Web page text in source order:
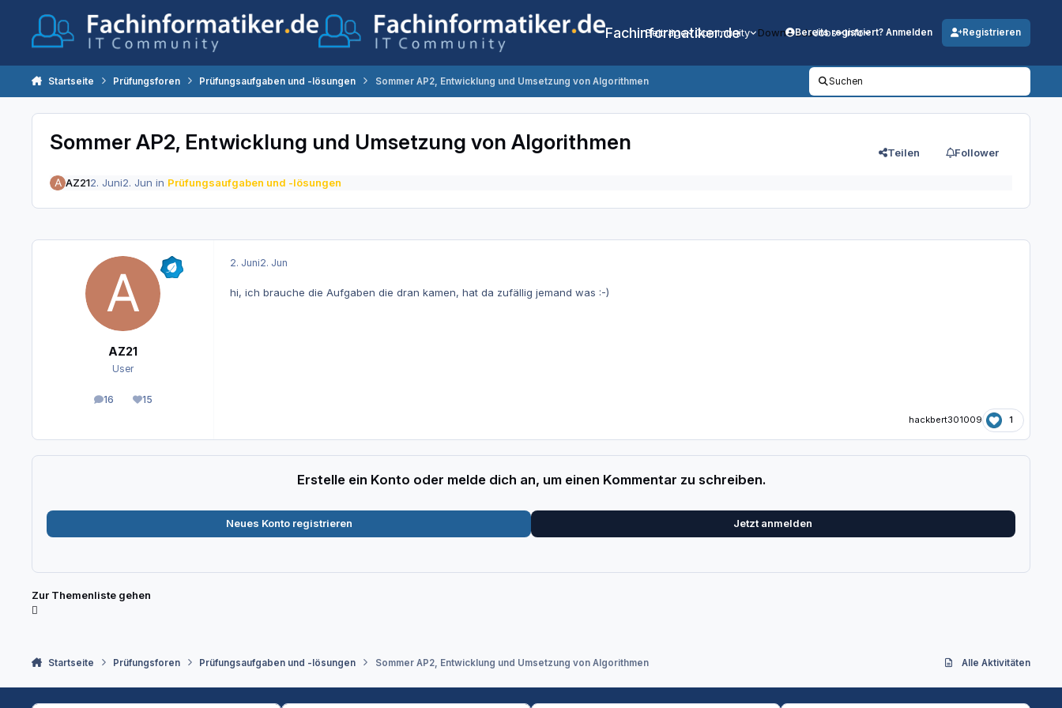
Fachinformatiker.de
Beiträge Community DownloadsJobs Info
Bereits registriert? Anmelden Registrieren
Startseite Prüfungsforen Prüfungsaufgaben und -lösungen Sommer AP2, Entwicklung und Umsetzung von Algorithmen Suchen
Sommer AP2, Entwicklung und Umsetzung von Algorithmen Teilen Follower
AZ212. Juni2. Jun in Prüfungsaufgaben und -lösungen
AZ21
User
16
Beiträge15
Reputation
2. Juni2. Jun
hi, ich brauche die Aufgaben die dran kamen, hat da zufällig jemand was :-)
hackbert301009 1
Erstelle ein Konto oder melde dich an, um einen Kommentar zu schreiben.
Neues Konto registrieren Jetzt anmelden
Zur Themenliste gehen
Startseite Prüfungsforen Prüfungsaufgaben und -lösungen Sommer AP2, Entwicklung und Umsetzung von Algorithmen Alle Aktivitäten